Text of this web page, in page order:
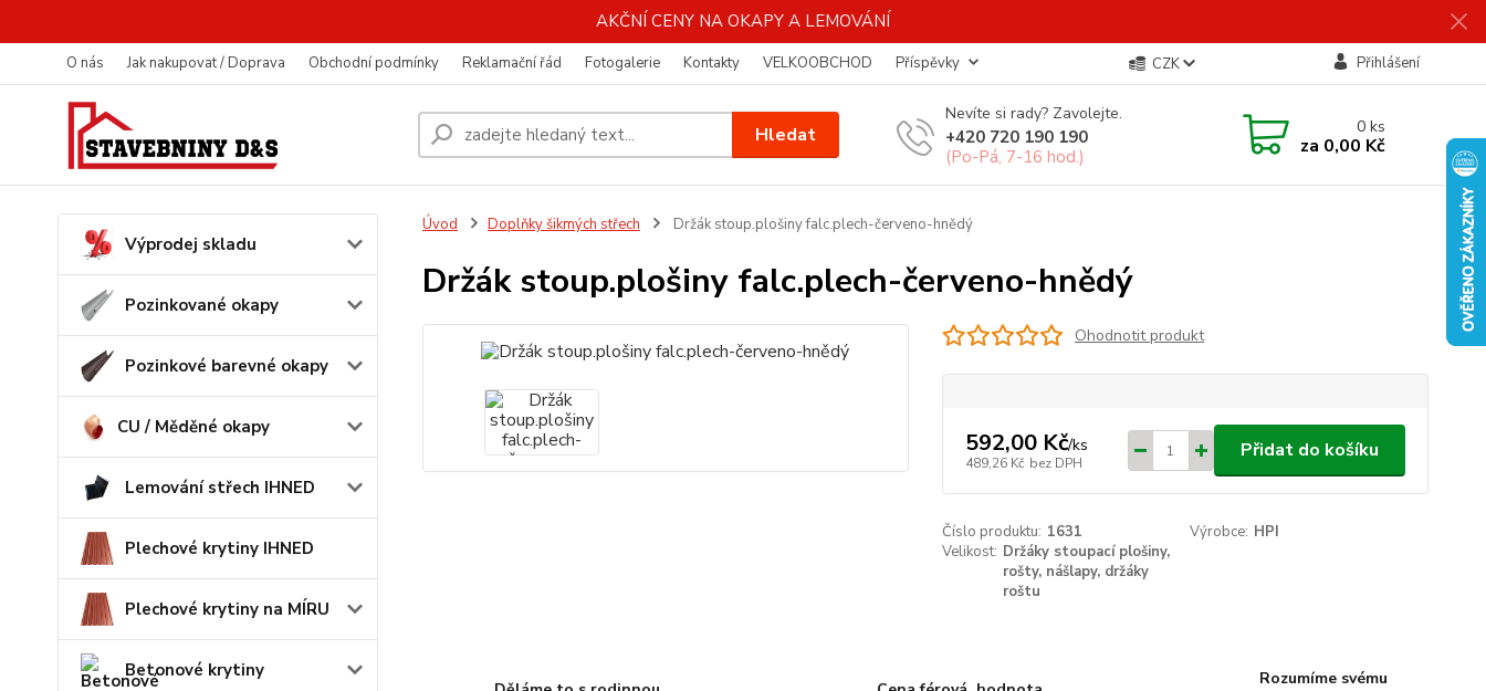
AKČNÍ CENY NA OKAPY A LEMOVÁNÍ
O nás Jak nakupovat / Doprava Obchodní podmínky Reklamační řád Fotogalerie Kontakty VELKOOBCHOD Příspěvky CZK Přihlášení
Hledat
Nevíte si rady? Zavolejte.
+420 720 190 190
(Po-Pá, 7-16 hod.)
0ks
za 0,00 Kč
Výprodej skladu
Pozinkované okapy
Pozinkové barevné okapy
CU / Měděné okapy
Lemování střech IHNED
Plechové krytiny IHNED
Plechové krytiny na MÍRU
Betonové krytiny
Úvod Doplňky šikmých střech Držák stoup.plošiny falc.plech-červeno-hnědý
Držák stoup.plošiny falc.plech-červeno-hnědý
Ohodnotit produkt
592,00 Kč/ks
489,26 Kč bez DPH
Přidat do košíku
Číslo produktu: 1631 Výrobce: HPI
Velikost: Držáky stoupací plošiny,
rošty, nášlapy, držáky
roštu
Rozumíme svému